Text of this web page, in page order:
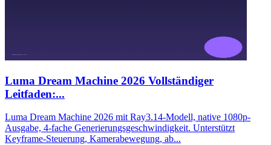
Luma Dream Machine 2026 Vollständiger
Leitfaden:...
Luma Dream Machine 2026 mit Ray3.14-Modell, native 1080p-
Ausgabe, 4-fache Generierungsgeschwindigkeit. Unterstützt
Keyframe-Steuerung, Kamerabewegung, ab...